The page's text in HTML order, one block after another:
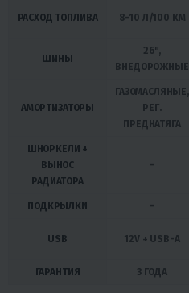
РАСХОД ТОПЛИВА 8-10 Л/100 КМ
ШИНЫ
26",
ВНЕДОРОЖНЫЕ
АМОРТИЗАТОРЫ
ГАЗОМАСЛЯНЫЕ,
РЕГ.
ПРЕДНАТЯГА
ШНОРКЕЛИ +
ВЫНОС
РАДИАТОРА
-
ПОДКРЫЛКИ -
USB 12V + USB-A
ГАРАНТИЯ 3 ГОДА